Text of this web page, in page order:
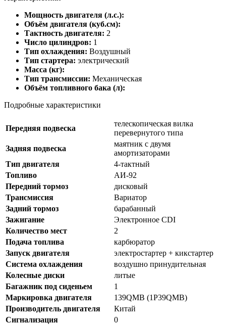
Мощность двигателя (л.с.):
Объём двигателя (куб.см):
Тактность двигателя: 2
Число цилиндров: 1
Тип охлаждения: Воздушный
Тип стартера: электрический
Масса (кг):
Тип трансмиссии: Механическая
Объём топливного бака (л):
Подробные характеристики
Передняя подвеска
телескопическая вилка
перевернутого типа
Задняя подвеска
маятник с двумя
амортизаторами
Тип двигателя
4-тактный
Топливо
АИ-92
Передний тормоз
дисковый
Трансмиссия
Вариатор
Задний тормоз
барабанный
Зажигание
Электронное CDI
Количество мест
2
Подача топлива
карбюратор
Запуск двигателя
электростартер + кикстартер
Система охлаждения
воздушно принудительная
Колесные диски
литые
Багажник под сиденьем
1
Маркировка двигателя
139QMB (1Р39QMB)
Производитель двигателя
Китай
Сигнализация
0